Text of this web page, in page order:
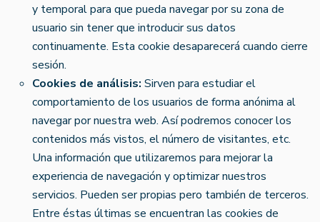
y temporal para que pueda navegar por su zona de
usuario sin tener que introducir sus datos
continuamente. Esta cookie desaparecerá cuando cierre
sesión.
Cookies de análisis: Sirven para estudiar el
comportamiento de los usuarios de forma anónima al
navegar por nuestra web. Así podremos conocer los
contenidos más vistos, el número de visitantes, etc.
Una información que utilizaremos para mejorar la
experiencia de navegación y optimizar nuestros
servicios. Pueden ser propias pero también de terceros.
Entre éstas últimas se encuentran las cookies de